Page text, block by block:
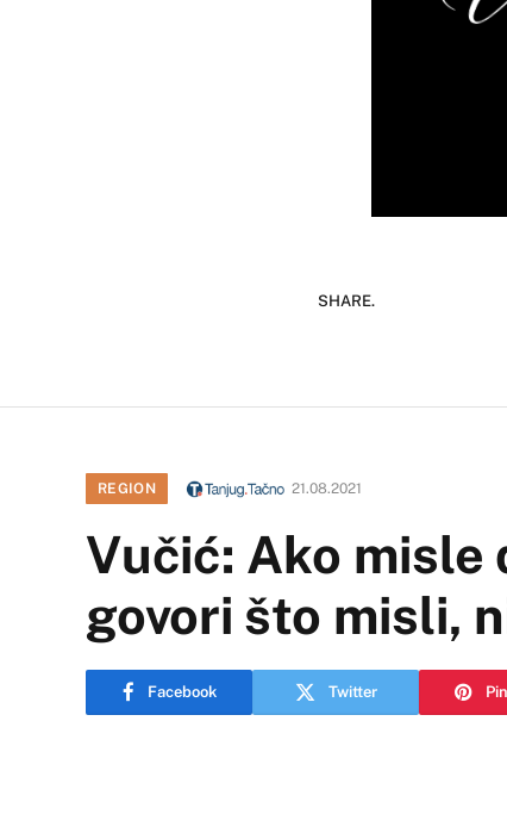
SHARE.
REGION 21.08.2021
Vučić: Ako misle
govori što misli,
Facebook Twitter